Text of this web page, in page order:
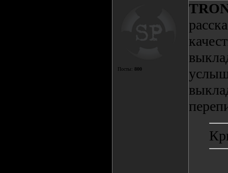
Посты: 800